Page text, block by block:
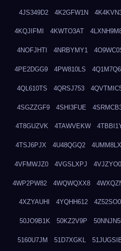
4JS349D2 4K2GFW1N
4KQJIFMI 4KWTO3AT
4NOFJHTI 4NRBYMY1
4PE2DGG9 4PW810LS
4QL610TS 4QRSJ753
4SGZZGF9 4SHI3FUE
4T8GUZVK 4TAWVEKW
4TSJ6PJX 4U48QGQ2
4VFMWJZ0 4VGSLXPJ
4WP2PW82 4WQWQXX8
4XZYAUHI 4YQHH612
50JO9B1K 50KZ2V9P
5160U7JM 51D7XGKL